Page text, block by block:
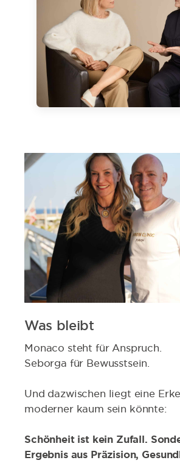
Was bleibt
Monaco steht für Anspruch.
Seborga für Bewusstsein.
Und dazwischen liegt eine
moderner kaum sein könnte:
Schönheit ist kein Zufall.
Ergebnis aus Präzision,